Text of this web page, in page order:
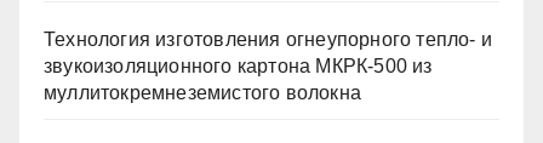
Технология изготовления огнеупорного тепло- и
звукоизоляционного картона МКРК-500 из
муллитокремнеземистого волокна